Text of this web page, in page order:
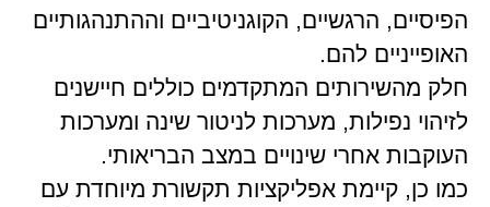
הפיסיים, הרגשיים, הקוגניטיביים וההתנהגותיים
האופייניים להם.
חלק מהשירותים המתקדמים כוללים חיישנים
לזיהוי נפילות, מערכות לניטור שינה ומערכות
העוקבות אחרי שינויים במצב הבריאותי.
כמו כן, קיימת אפליקציות תקשורת מיוחדת עם